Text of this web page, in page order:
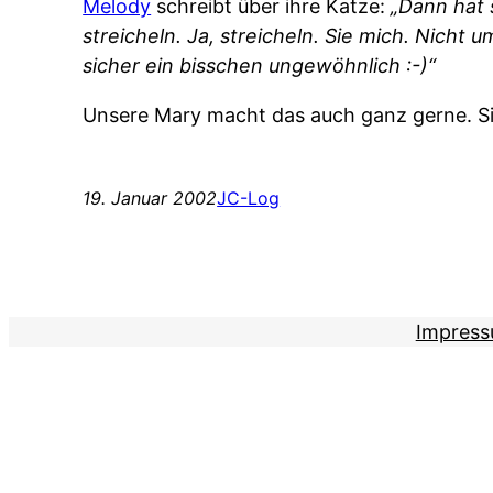
Melody schreibt über ihre Katze:„Dann
streicheln. Ja, streicheln. Sie mich. Nicht
sicher ein bisschen ungewöhnlich :-)“
Unsere Mary macht das auch ganz gerne.
19. Januar 2002JC-Log